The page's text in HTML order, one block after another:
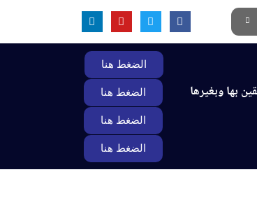
الضغط هنا
بها وبغيرها الضغط هنا
الضغط هنا
الضغط هنا